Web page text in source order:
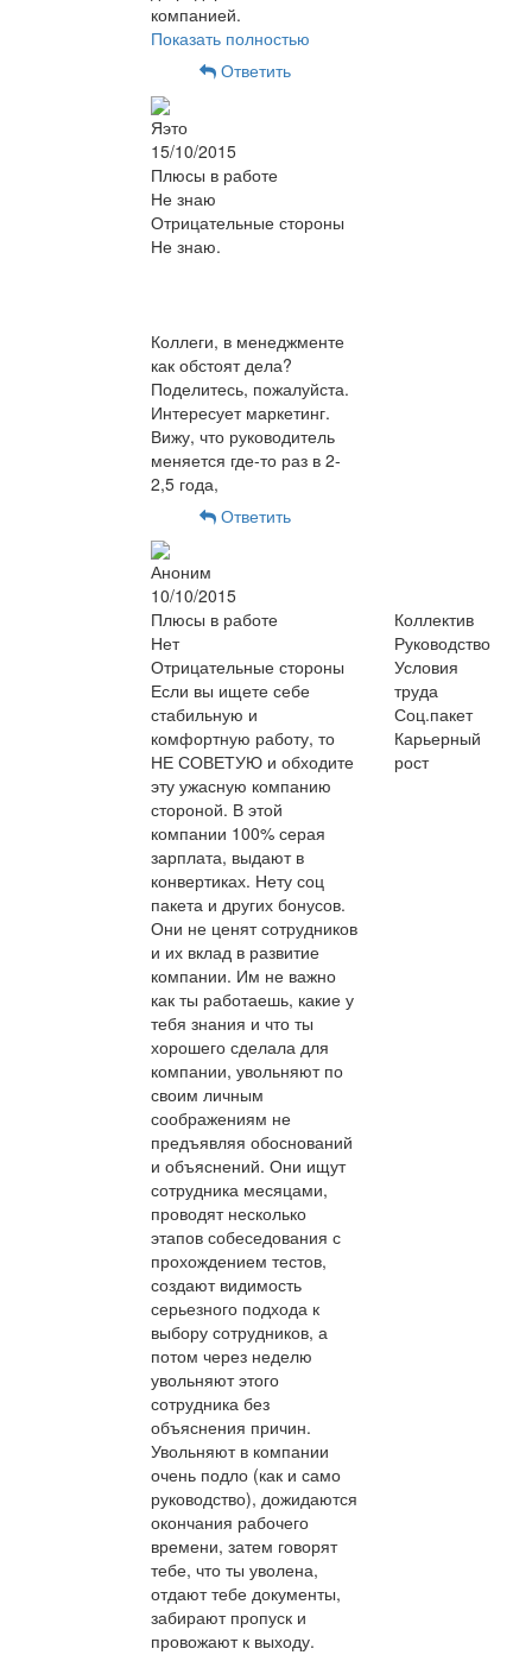
компанией.
Показать полностью
Ответить
Яэто
15/10/2015
Плюсы в работе
Не знаю
Отрицательные стороны
Не знаю.
Коллеги, в менеджменте
как обстоят дела?
Поделитесь, пожалуйста.
Интересует маркетинг.
Вижу, что руководитель
меняется где-то раз в 2-
2,5 года,
Ответить
Аноним
10/10/2015
Плюсы в работе
Нет
Отрицательные стороны
Если вы ищете себе
стабильную и
комфортную работу, то
НЕ СОВЕТУЮ и обходите
эту ужасную компанию
стороной. В этой
компании 100% серая
зарплата, выдают в
конвертиках. Нету соц
пакета и других бонусов.
Они не ценят сотрудников
и их вклад в развитие
компании. Им не важно
как ты работаешь, какие у
тебя знания и что ты
хорошего сделала для
компании, увольняют по
своим личным
соображениям не
предъявляя обоснований
и объяснений. Они ищут
сотрудника месяцами,
проводят несколько
этапов собеседования с
прохождением тестов,
создают видимость
серьезного подхода к
выбору сотрудников, а
потом через неделю
увольняют этого
сотрудника без
объяснения причин.
Увольняют в компании
очень подло (как и само
руководство), дожидаются
окончания рабочего
времени, затем говорят
тебе, что ты уволена,
отдают тебе документы,
забирают пропуск и
провожают к выходу.
Коллектив
Руководство
Условия
труда
Соц.пакет
Карьерный
рост